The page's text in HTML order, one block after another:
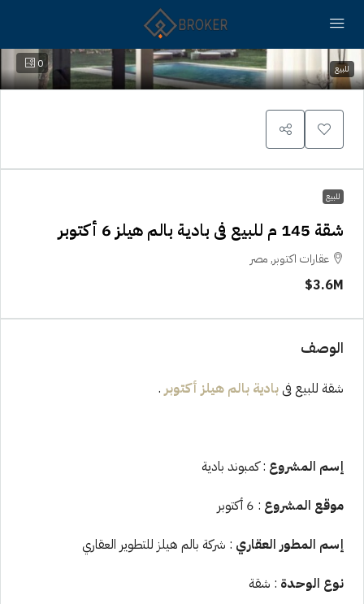
0 للبيع
للبيع
شقة 145 م للبيع فى بادية بالم هيلز 6 أكتوبر
عقارات اكتوبر, مصر
3.6M$
الوصف
شقة للبيع فىبادية بالم هيلز أكتوبر.
إسم المشروع : كمبوند بادية
موقع المشروع : 6 أكتوبر
إسم المطور العقاري : شركة بالم هيلز للتطوير العقاري
نوع الوحدة : شقة